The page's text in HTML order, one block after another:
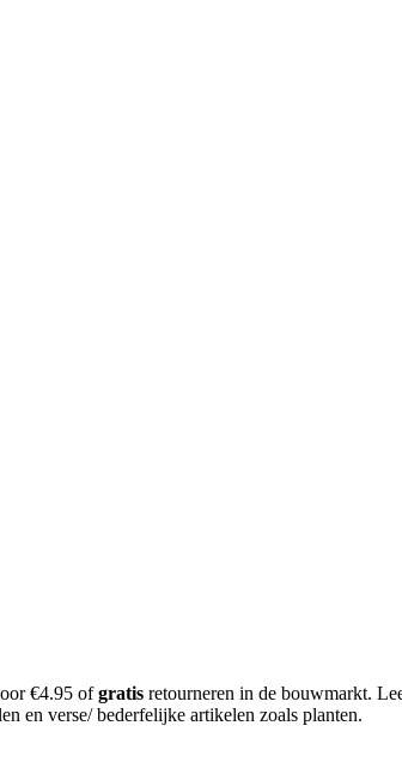
€4.95 ofgratis retourneren in de bouwmarkt.
en verse/ bederfelijke artikelen zoals planten.